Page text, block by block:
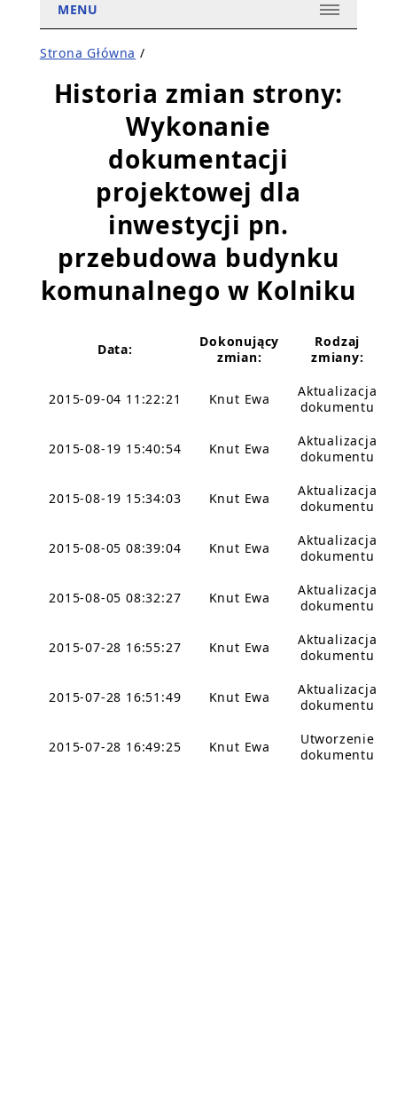
MENU
Strona Główna /
Historia zmian strony:
Wykonanie
dokumentacji
projektowej dla
inwestycji pn.
przebudowa budynku
komunalnego w Kolniku
Data:
Dokonujący
zmian:
Rodzaj
zmiany:
2015-09-04 11:22:21 Knut Ewa
Aktualizacja
dokumentu
2015-08-19 15:40:54 Knut Ewa
Aktualizacja
dokumentu
2015-08-19 15:34:03 Knut Ewa
Aktualizacja
dokumentu
2015-08-05 08:39:04 Knut Ewa
Aktualizacja
dokumentu
2015-08-05 08:32:27 Knut Ewa
Aktualizacja
dokumentu
2015-07-28 16:55:27 Knut Ewa
Aktualizacja
dokumentu
2015-07-28 16:51:49 Knut Ewa
Aktualizacja
dokumentu
2015-07-28 16:49:25 Knut Ewa
Utworzenie
dokumentu